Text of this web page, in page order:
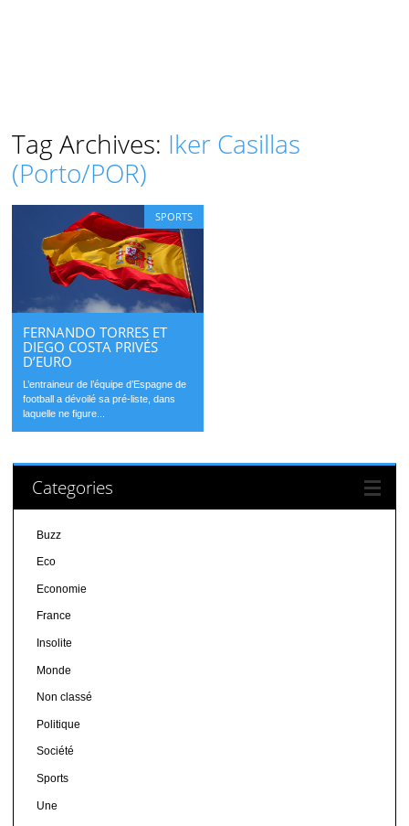
Tag Archives: Iker Casillas
(Porto/POR)
SPORTS
FERNANDO TORRES ET
DIEGO COSTA PRIVÉS
D’EURO
L’entraineur de l’équipe d’Espagne de
football a dévoilé sa pré-liste, dans
laquelle ne figure...
Categories
Buzz
Eco
Economie
France
Insolite
Monde
Non classé
Politique
Société
Sports
Une